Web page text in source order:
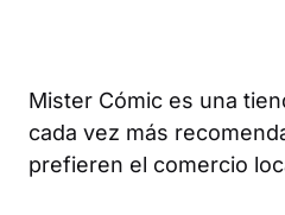
Mister Cómic es una
cada vez más
prefieren el comercio